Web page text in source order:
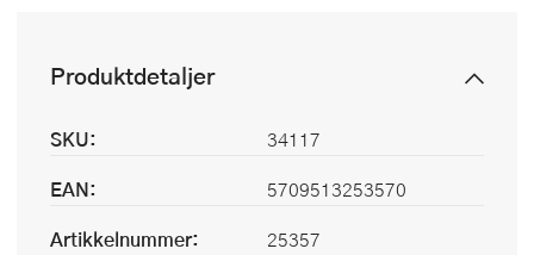
Produktdetaljer
SKU:
34117
EAN:
5709513253570
Artikkelnummer:
25357